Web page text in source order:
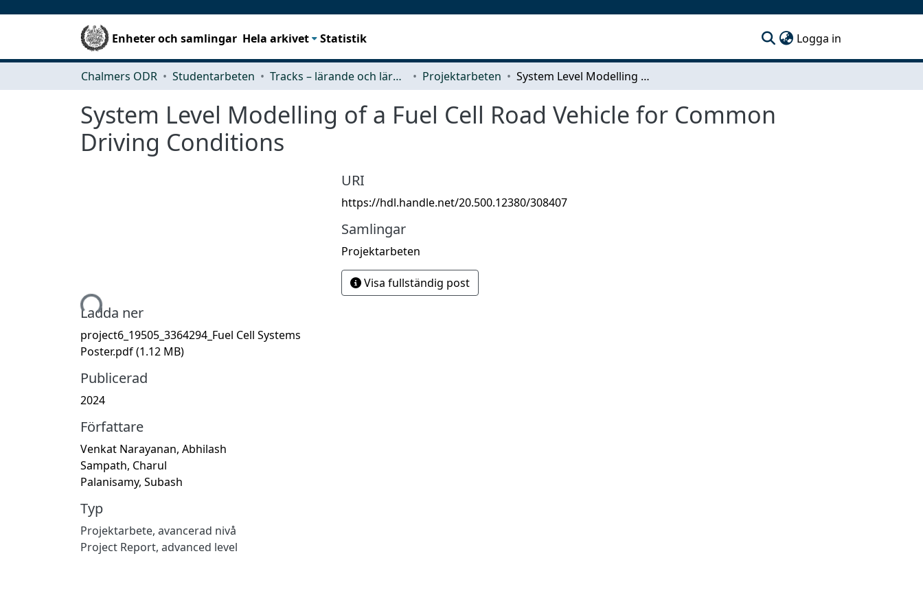
Enheter och samlingar Hela arkivet Statistik Logga in
Chalmers ODR Studentarbeten Tracks – lärande och lärandemiljö Projektarbeten System Level Modelling of a Fuel Cell Road Vehicle for Common Driving Conditions
System Level Modelling of a Fuel Cell Road Vehicle for Common
Driving Conditions
Hämtar...Ladda ner
project6_19505_3364294_Fuel Cell Systems
Poster.pdf(1.12 MB)
Publicerad
2024
Författare
Venkat Narayanan, Abhilash
Sampath, Charul
Palanisamy, Subash
Typ
Projektarbete, avancerad nivå
Project Report, advanced level
URI
https://hdl.handle.net/20.500.12380/308407
Samlingar
Projektarbeten
Visa fullständig post